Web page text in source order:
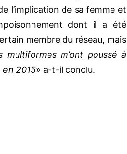
l’implication de sa femme et
dont il a été
membre du réseau, mais
multiformes m’ont poussé à
2015» a-t-il conclu.